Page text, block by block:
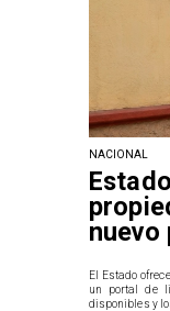
NACIONAL
El Estado
un portal de
disponibles y